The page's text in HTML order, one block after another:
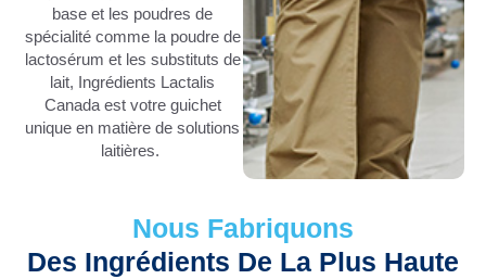
base et les poudres de
spécialité comme la poudre de
lactosérum et les substituts de
lait, Ingrédients Lactalis
Canada est votre guichet
unique en matière de solutions
laitières.
Nous Fabriquons
Des Ingrédients De La Plus Haute